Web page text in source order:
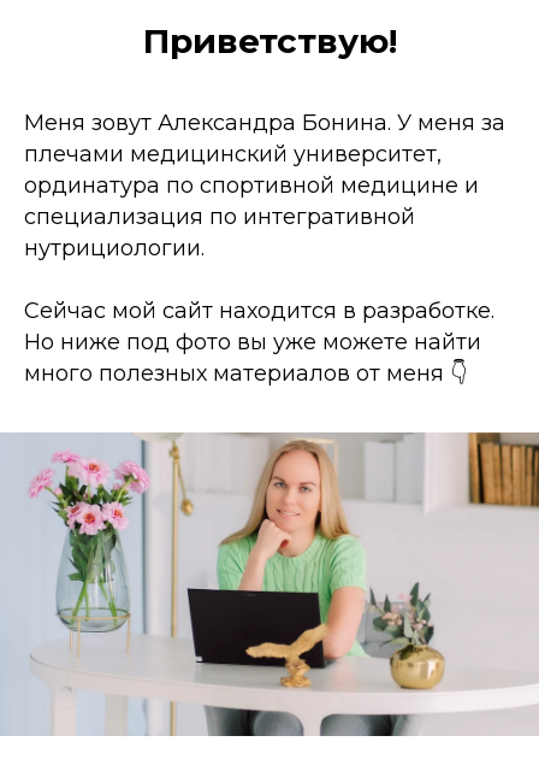
Приветствую!
Меня зовут Александра Бонина. У меня за
плечами медицинский университет,
ординатура по спортивной медицине и
специализация по интегративной
нутрициологии.
Сейчас мой сайт находится в разработке.
Но ниже под фото вы уже можете найти
много полезных материалов от меня 👇